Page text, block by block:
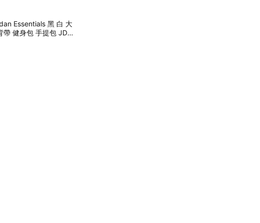
Essentials 黑 白 大
健身包 手提包 JD24